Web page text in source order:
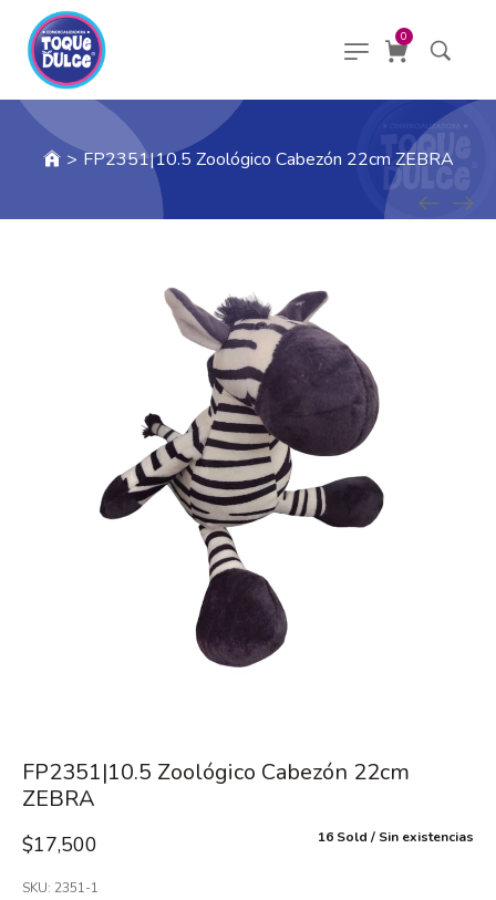
0
> FP2351|10.5 Zoológico Cabezón 22cm ZEBRA
FP2351|10.5 Zoológico Cabezón 22cm
ZEBRA
16 Sold Sin existencias
$17,500
SKU: 2351-1